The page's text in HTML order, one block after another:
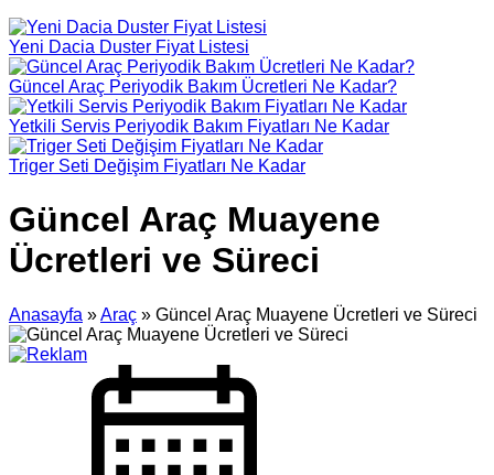
Yeni Dacia Duster Fiyat Listesi
Güncel Araç Periyodik Bakım Ücretleri Ne Kadar?
Yetkili Servis Periyodik Bakım Fiyatları Ne Kadar
Triger Seti Değişim Fiyatları Ne Kadar
Güncel Araç Muayene
Ücretleri ve Süreci
Anasayfa »Araç » Güncel Araç Muayene Ücretleri ve Süreci